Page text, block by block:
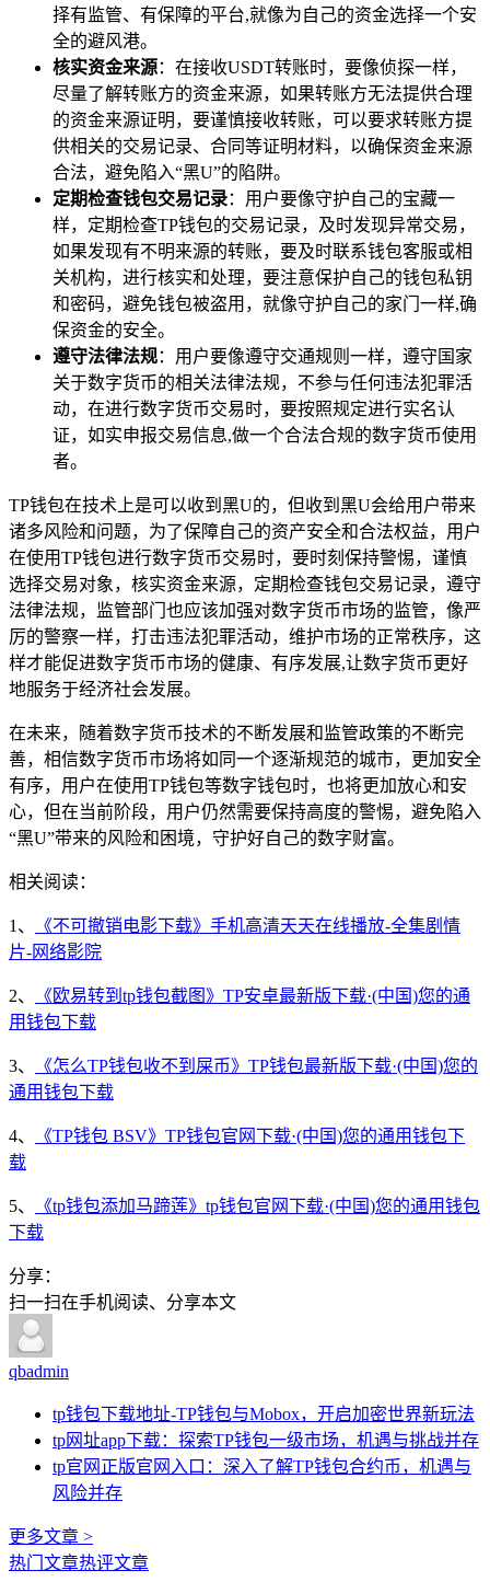
择有监管、有保障的平台,就像为自己的资金选择一个安
全的避风港。
核实资金来源：在接收USDT转账时，要像侦探一样，
尽量了解转账方的资金来源，如果转账方无法提供合理
的资金来源证明，要谨慎接收转账，可以要求转账方提
供相关的交易记录、合同等证明材料，以确保资金来源
合法，避免陷入“黑U”的陷阱。
定期检查钱包交易记录：用户要像守护自己的宝藏一
样，定期检查TP钱包的交易记录，及时发现异常交易，
如果发现有不明来源的转账，要及时联系钱包客服或相
关机构，进行核实和处理，要注意保护自己的钱包私钥
和密码，避免钱包被盗用，就像守护自己的家门一样,确
保资金的安全。
遵守法律法规：用户要像遵守交通规则一样，遵守国家
关于数字货币的相关法律法规，不参与任何违法犯罪活
动，在进行数字货币交易时，要按照规定进行实名认
证，如实申报交易信息,做一个合法合规的数字货币使用
者。
TP钱包在技术上是可以收到黑U的，但收到黑U会给用户带来
诸多风险和问题，为了保障自己的资产安全和合法权益，用户
在使用TP钱包进行数字货币交易时，要时刻保持警惕，谨慎
选择交易对象，核实资金来源，定期检查钱包交易记录，遵守
法律法规，监管部门也应该加强对数字货币市场的监管，像严
厉的警察一样，打击违法犯罪活动，维护市场的正常秩序，这
样才能促进数字货币市场的健康、有序发展,让数字货币更好
地服务于经济社会发展。
在未来，随着数字货币技术的不断发展和监管政策的不断完
善，相信数字货币市场将如同一个逐渐规范的城市，更加安全
有序，用户在使用TP钱包等数字钱包时，也将更加放心和安
心，但在当前阶段，用户仍然需要保持高度的警惕，避免陷入
“黑U”带来的风险和困境，守护好自己的数字财富。
相关阅读：
1、
《不可撤销电影下载》手机高清天天在线播放-全集剧情
片-网络影院
2、
《欧易转到tp钱包截图》TP安卓最新版下载·(中国)您的通
用钱包下载
3、
《怎么TP钱包收不到屎币》TP钱包最新版下载·(中国)您的
通用钱包下载
4、
《TP钱包 BSV》TP钱包官网下载·(中国)您的通用钱包下
载
5、
《tp钱包添加马蹄莲》tp钱包官网下载·(中国)您的通用钱包
下载
分享：
扫一扫在手机阅读、分享本文
qbadmin
tp钱包下载地址-TP钱包与Mobox，开启加密世界新玩法
tp网址app下载：探索TP钱包一级市场，机遇与挑战并存
tp官网正版官网入口：深入了解TP钱包合约币，机遇与
风险并存
更多文章 >
热门文章热评文章